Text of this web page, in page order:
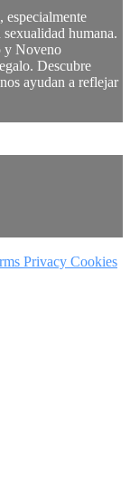
especialmente
humana.
y Noveno
Descubre
ayudan a reflejar
Privacy Cookies